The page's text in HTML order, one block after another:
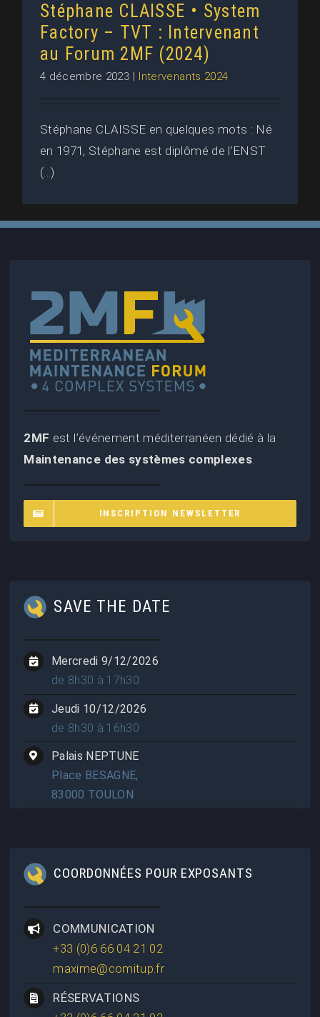
Stéphane CLAISSE • System
Factory – TVT : Intervenant
au Forum 2MF (2024)
4 décembre 2023 Intervenants 2024
Stéphane CLAISSE en quelques mots : Né
en 1971, Stéphane est diplômé de l’ENST
(...)
2MF est l’événement méditerranéen dédié à la
Maintenance des systèmes complexes.
INSCRIPTION NEWSLETTER
SAVE THE DATE
Mercredi 9/12/2026
de 8h30 à 17h30
Jeudi 10/12/2026
de 8h30 à 16h30
Palais NEPTUNE
Place BESAGNE,
83000 TOULON
COORDONNÉES POUR EXPOSANTS
COMMUNICATION
+33 (0)6 66 04 21 02
maxime@comitup.fr
RÉSERVATIONS